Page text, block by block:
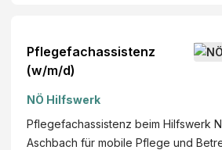
Pflegefachassistenz
(w/m/d)
NÖ Hilfswerk
Pflegefachassistenz beim Hilfswerk
Aschbach für mobile Pflege und